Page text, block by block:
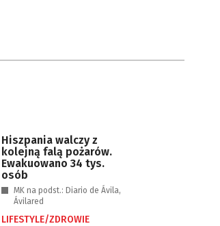
Hiszpania walczy z
kolejną falą pożarów.
Ewakuowano 34 tys.
osób
MK na podst.: Diario de Ávila,
Ávilared
LIFESTYLE/ZDROWIE